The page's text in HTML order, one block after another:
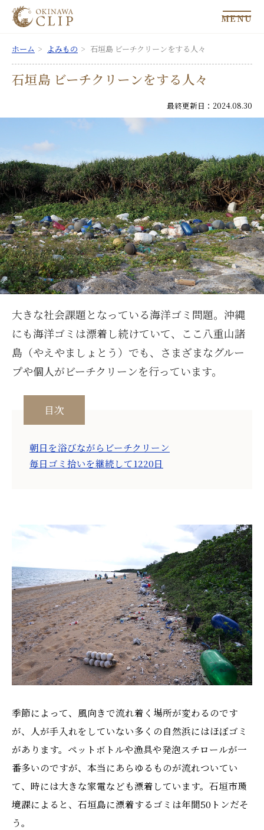
MENU
ホーム よみもの 石垣島 ビーチクリーンをする人々
石垣島 ビーチクリーンをする人々
最終更新日：2024.08.30
大きな社会課題となっている海洋ゴミ問題。沖縄
にも海洋ゴミは漂着し続けていて、ここ八重山諸
島（やえやましょとう）でも、さまざまなグルー
プや個人がビーチクリーンを行っています。
目次
朝日を浴びながらビーチクリーン
毎日ゴミ拾いを継続して1220日
季節によって、風向きで流れ着く場所が変わるのです
が、人が手入れをしていない多くの自然浜にはほぼゴミ
があります。ペットボトルや漁具や発泡スチロールが一
番多いのですが、本当にあらゆるものが流れついてい
て、時には大きな家電なども漂着しています。石垣市環
境課によると、石垣島に漂着するゴミは年間50トンだそ
う。